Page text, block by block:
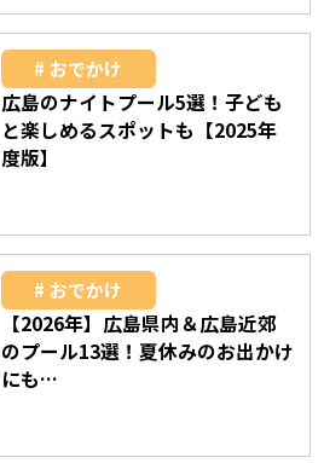
おでかけ
広島のナイトプール5選！子ども
と楽しめるスポットも【2025年
度版】
おでかけ
【2026年】広島県内＆広島近郊
のプール13選！夏休みのお出かけ
にも…